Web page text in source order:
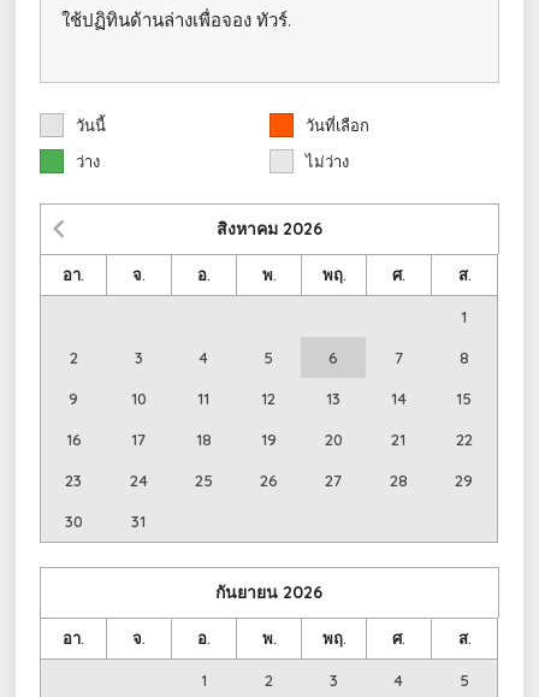
ใช้ปฏิทินด้านล่างเพื่อจอง ทัวร์.
วันนี้
วันที่เลือก
ว่าง
ไม่ว่าง
สิงหาคม 2026
อา. จ. อ. พ. พฤ. ศ. ส.
1
2 3 4 5 6 7 8
9 10 11 12 13 14 15
16 17 18 19 20 21 22
23 24 25 26 27 28 29
30 31
กันยายน 2026
อา. จ. อ. พ. พฤ. ศ. ส.
1 2 3 4 5